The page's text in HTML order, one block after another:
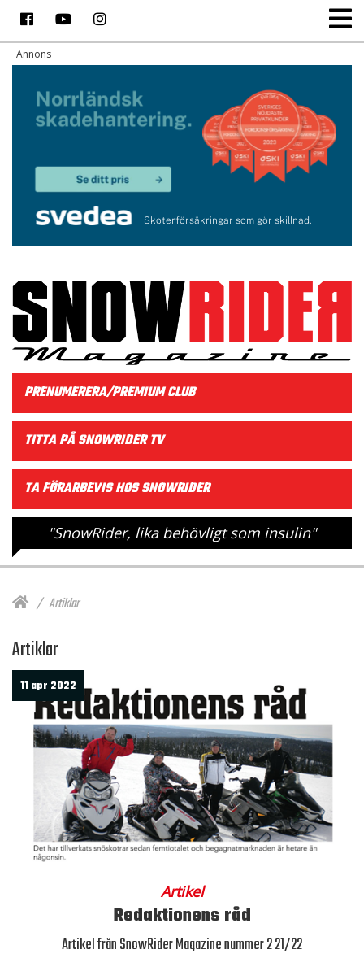
PRENUMERERA/PREMIUM CLUB
TITTA PÅ SNOWRIDER TV
TA FÖRARBEVIS HOS SNOWRIDER
"SnowRider, lika behövligt som insulin"
Artiklar
Artiklar
11 apr 2022
Artikel
Redaktionens råd
Artikel från SnowRider Magazine nummer 2 21/22